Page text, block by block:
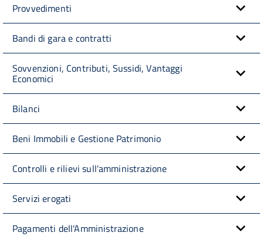
Provvedimenti
Bandi di gara e contratti
Sovvenzioni, Contributi, Sussidi, Vantaggi
Economici
Bilanci
Beni Immobili e Gestione Patrimonio
Controlli e rilievi sull'amministrazione
Servizi erogati
Pagamenti dell'Amministrazione